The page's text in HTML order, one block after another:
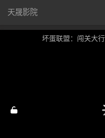
天晟影院
坏蛋联盟：闯关大